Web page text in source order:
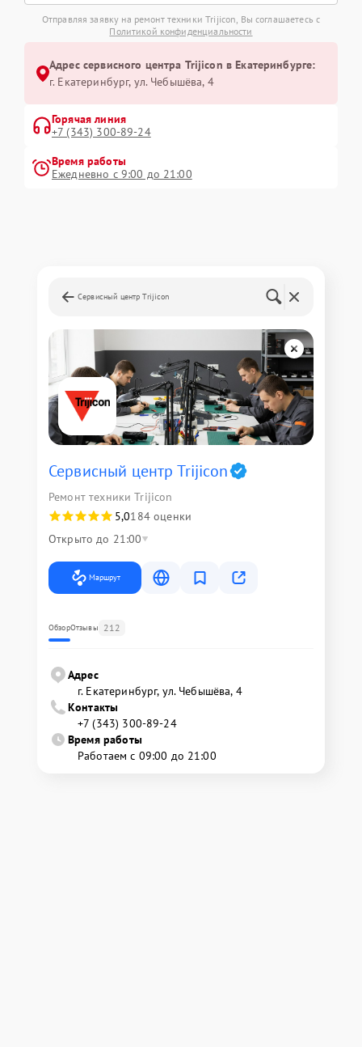
Отправляя заявку на ремонт техники Trijicon, Вы соглашаетесь с
Политикой конфиденциальности
Адрес сервисного центра Trijicon в Екатеринбурге:
г. Екатеринбург, ул. Чебышёва, 4
Горячая линия
+7 (343) 300-89-24
Время работы
Ежедневно с 9:00 до 21:00
Сервисный центр Trijicon
Сервисный центр Trijicon
Ремонт техники Trijicon
5,0184 оценки
Открыто до 21:00
Маршрут
ОбзорОтзывы 212
Адрес
г. Екатеринбург, ул. Чебышёва, 4
Контакты
+7 (343) 300-89-24
Время работы
Работаем с 09:00 до 21:00